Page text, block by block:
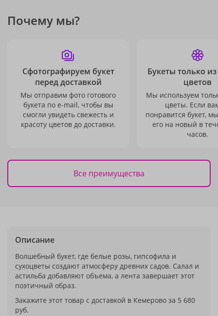
Почему мы?
Сфотографируем букет
перед доставкой
Мы отправим фото готового
букета по e-mail, чтобы вы
смогли увидеть свежесть и
красоту цветов до доставки.
Букеты только
цветов
Мы используем
цветы. Если
понравится букет,
его на новый в
часов.
Все преимущества
Описание
Волшебный букет, где белые розы, гипсофила и
сухоцветы создают атмосферу древних садов. Салал и
астильба добавляют объема, а лента завершает этот
поэтичный образ.
Закажите этот товар с доставкой в Кемерово за 5 680
руб.